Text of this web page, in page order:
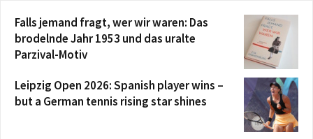
Falls jemand fragt, wer wir waren: Das
brodelnde Jahr 1953 und das uralte
Parzival-Motiv
Leipzig Open 2026: Spanish player wins –
but a German tennis rising star shines